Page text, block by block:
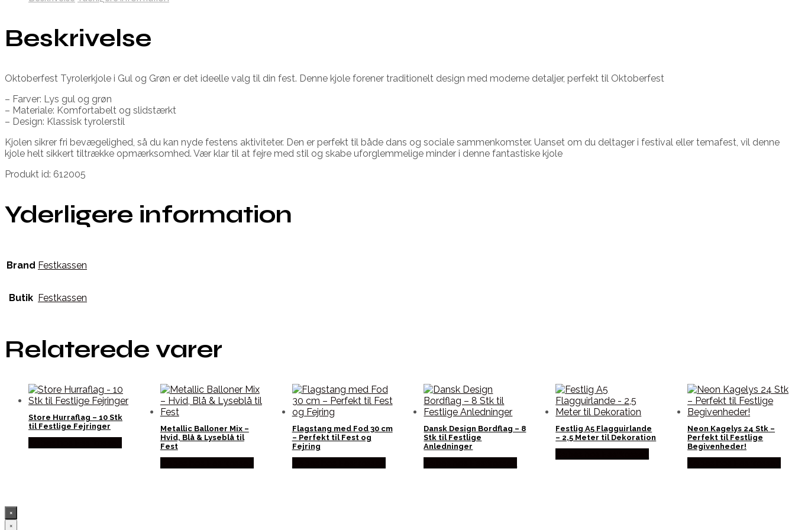
Beskrivelse
Oktoberfest Tyrolerkjole i Gul og Grøn er det ideelle valg til din fest. Denne kjole forener traditionelt design med moderne detaljer, perfekt til Oktoberfest
– Farver: Lys gul og grøn
– Materiale: Komfortabelt og slidstærkt
– Design: Klassisk tyrolerstil
Kjolen sikrer fri bevægelighed, så du kan nyde festens aktiviteter. Den er perfekt til både dans og sociale sammenkomster. Uanset om du deltager i festival eller temafest, vil denne
kjole helt sikkert tiltrække opmærksomhed. Vær klar til at fejre med stil og skabe uforglemmelige minder i denne fantastiske kjole
Produkt id: 612005
Yderligere information
Brand Festkassen
Butik Festkassen
Relaterede varer
Store Hurraflag – 10 Stk
til Festlige Fejringer
Metallic Balloner Mix –
Hvid, Blå & Lyseblå til
Fest
Flagstang med Fod 30 cm
– Perfekt til Fest og
Fejring
Dansk Design Bordflag – 8
Stk til Festlige
Anledninger
Festlig A5 Flagguirlande
– 2,5 Meter til Dekoration
Neon Kagelys 24 Stk –
Perfekt til Festlige
Begivenheder!
×
×